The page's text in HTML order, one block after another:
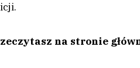
na stronie